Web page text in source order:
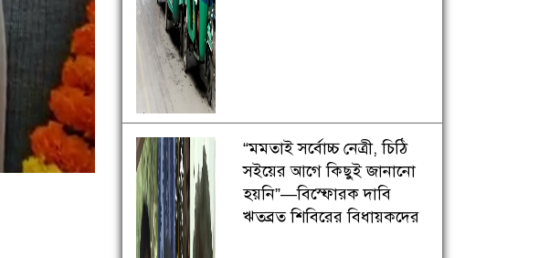
“মমতাই সর্বোচ্চ নেত্রী, চিঠি
সইয়ের আগে কিছুই জানানো
হয়নি”—বিস্ফোরক দাবি
ঋতব্রত শিবিরের বিধায়কদের